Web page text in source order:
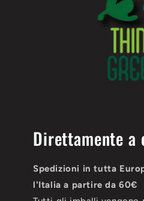
Direttamente a
Spedizioni in tutta
l'Italia a partire da 60€